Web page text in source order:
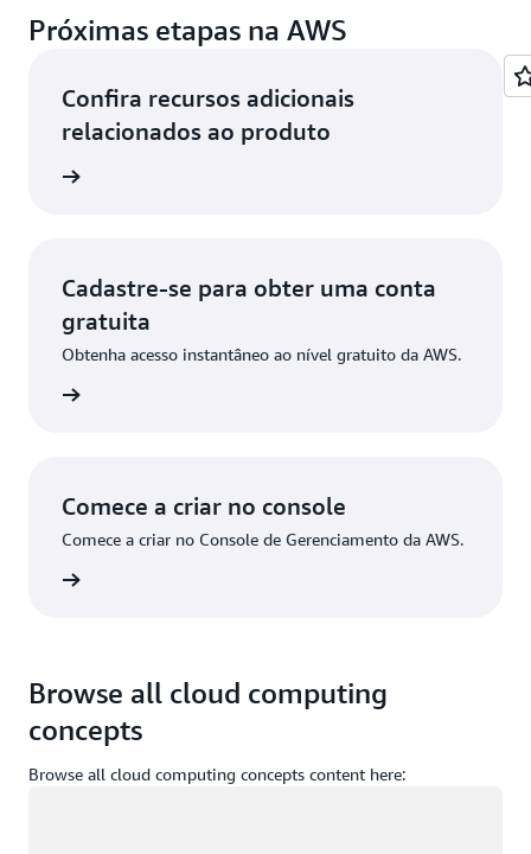
Próximas etapas na AWS
Confira recursos adicionais
relacionados ao produto
Cadastre-se para obter uma conta
gratuita
Obtenha acesso instantâneo ao nível gratuito da AWS.
Comece a criar no console
Comece a criar no Console de Gerenciamento da AWS.
Browse all cloud computing
concepts
Browse all cloud computing concepts content here: